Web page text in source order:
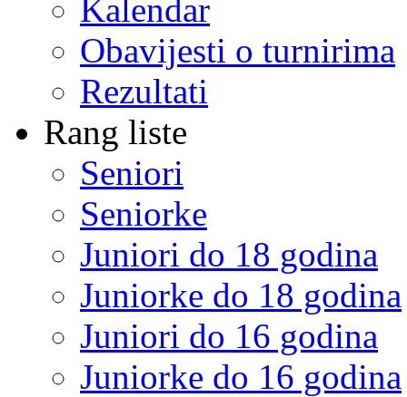
Kalendar
Obavijesti o turnirima
Rezultati
Rang liste
Seniori
Seniorke
Juniori do 18 godina
Juniorke do 18 godina
Juniori do 16 godina
Juniorke do 16 godina